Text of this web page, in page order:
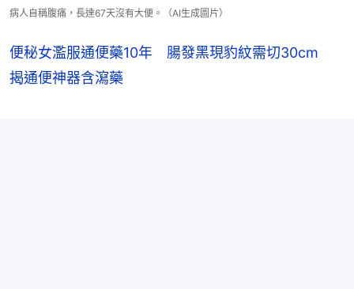
病人自稱腹痛，長達67天沒有大便。（AI生成圖片）
便秘女濫服通便藥10年 腸發黑現豹紋需切30cm
揭通便神器含瀉藥